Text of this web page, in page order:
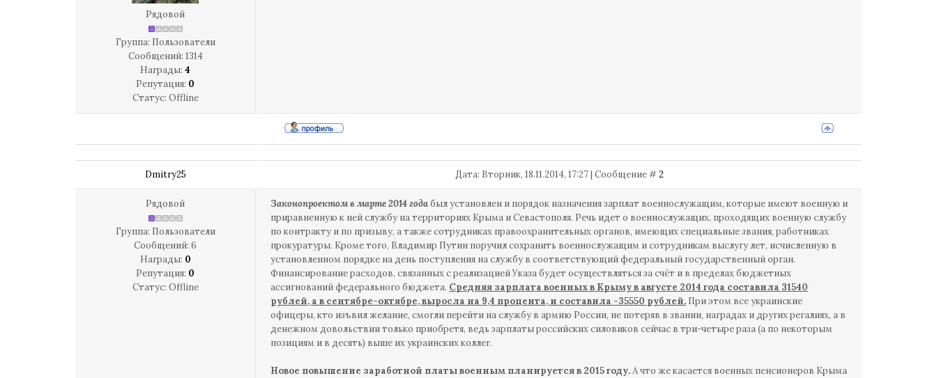
Рядовой
Группа: Пользователи
Сообщений: 1314
Награды: 4
Репутация: 0
Статус: Offline
Dmitry25 Дата: Вторник, 18.11.2014, 17:27 | Сообщение #2
Рядовой
Группа: Пользователи
Сообщений: 6
Награды: 0
Репутация: 0
Статус: Offline
Законопроектом в марте 2014 годабыл установлен и порядок назначения зарплат военнослужащим, которые имеют военную и
приравненную к ней службу на территориях Крыма и Севастополя. Речь идет о военнослужащих, проходящих военную службу
по контракту и по призыву, а также сотрудниках правоохранительных органов, имеющих специальные звания, работниках
прокуратуры. Кроме того, Владимир Путин поручил сохранить военнослужащим и сотрудникам выслугу лет, исчисленную в
установленном порядке на день поступления на службу в соответствующий федеральный государственный орган.
Финансирование расходов, связанных с реализацией Указа будет осуществляться за счёт и в пределах бюджетных
ассигнований федерального бюджета. Средняя зарплата военных в Крыму в августе 2014 года составила 31540
рублей, а в сентябре-октябре, выросла на 9,4 процента, и составила -35550 рублей. При этом все украинские
офицеры, кто изъвил желание, смогли перейти на службу в армию России, не потеряв в звании, наградах и других регалиях, а в
денежном довольствии только приобретя, ведь зарплаты российских силовиков сейчас в три-четыре раза (а по некоторым
позициям и в десять) выше их украинских коллег.
Новое повышение заработной платы военным планируется в 2015 году.А что же касается военных пенсионеров Крыма